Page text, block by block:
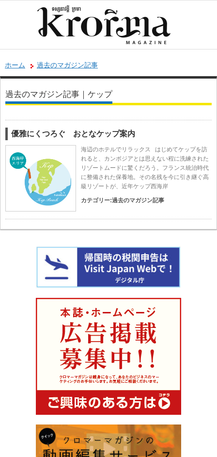
ホーム 過去のマガジン記事
過去のマガジン記事｜ケップ
優雅にくつろぐ おとなケップ案内
海辺のホテルでリラックス はじめてケップを訪
れると、カンボジアとは思えない程に洗練された
リゾートムードに驚くだろう。フランス統治時代
に整備された保養地。その名残を今に引き継ぐ高
級リゾートが、近年ケップ西海岸
カテゴリー:過去のマガジン記事